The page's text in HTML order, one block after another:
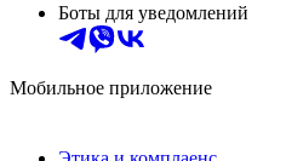
Боты для уведомлений
Мобильное приложение